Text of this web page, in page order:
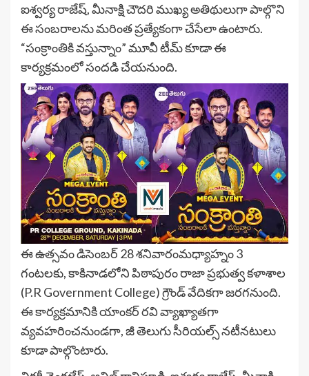
ఐశ్వర్య రాజేష్, మీనాక్షి చౌదరి ముఖ్య అతిథులుగా పాల్గొని
ఈ సంబరాలను మరింత ప్రత్యేకంగా చేసేలా ఉంటారు.
“సంక్రాంతికి వస్తున్నాం” మూవీ టీమ్ కూడా ఈ
కార్యక్రమంలో సందడి చేయనుంది.
ఈ ఉత్సవం డిసెంబర్ 28 శనివారంమధ్యాహ్నం 3
గంటలకు, కాకినాడలోని పిఠాపురం రాజా ప్రభుత్వ కళాశాల
(P.R Government College) గ్రౌండ్ వేదికగా జరగనుంది.
ఈ కార్యక్రమానికి యాంకర్ రవి వ్యాఖ్యాతగా
వ్యవహరించనుండగా, జీ తెలుగు సీరియల్స్ నటీనటులు
కూడా పాల్గొంటారు.